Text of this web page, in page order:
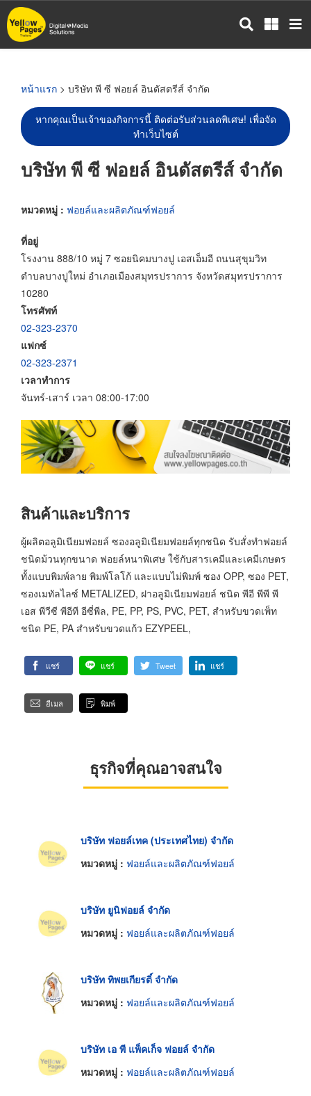
ข้าม
ไป
หน้าแรก > บริษัท พี ซี ฟอยล์ อินดัสตรีส์ จำกัด
หากคุณเป็นเจ้าของกิจการนี้ ติดต่อรับส่วนลดพิเศษ! เพื่อจัด
ทำเว็บไซต์
บริษัท พี ซี ฟอยล์ อินดัสตรีส์ จำกัด
หมวดหมู่ : ฟอยล์และผลิตภัณฑ์ฟอยล์
ที่อยู่
โรงงาน 888/10 หมู่ 7 ซอยนิคมบางปู เอสเอ็มอี ถนนสุขุมวิท
ตำบลบางปูใหม่ อำเภอเมืองสมุทรปราการ จังหวัดสมุทรปราการ
10280
โทรศัพท์
02-323-2370
แฟกซ์
02-323-2371
เวลาทำการ
จันทร์-เสาร์ เวลา 08:00-17:00
สินค้าและบริการ
ผู้ผลิตอลูมิเนียมฟอยล์ ซองอลูมิเนียมฟอยล์ทุกชนิด รับสั่งทำฟอยล์
ชนิดม้วนทุกขนาด ฟอยล์หนาพิเศษ ใช้กับสารเคมีและเคมีเกษตร
ทั้งแบบพิมพ์ลาย พิมพ์โลโก้ และแบบไม่พิมพ์ ซอง OPP, ซอง PET,
ซองเมทัลไลซ์ METALIZED, ฝาอลูมิเนียมฟอยล์ ชนิด พีอี พีพี พี
เอส พีวีซี พีอีที อีซี่พีล, PE, PP, PS, PVC, PET, สำหรับขวดเพ็ท
ชนิด PE, PA สำหรับขวดแก้ว EZYPEEL,
แชร์ แชร์ Tweet แชร์
อีเมล พิมพ์
ธุรกิจที่คุณอาจสนใจ
บริษัท ฟอยล์เทค (ประเทศไทย) จำกัด
หมวดหมู่ : ฟอยล์และผลิตภัณฑ์ฟอยล์
บริษัท ยูนิฟอยล์ จำกัด
หมวดหมู่ : ฟอยล์และผลิตภัณฑ์ฟอยล์
บริษัท ทิพยเกียรติ์ จำกัด
หมวดหมู่ : ฟอยล์และผลิตภัณฑ์ฟอยล์
บริษัท เอ พี แพ็คเก็จ ฟอยล์ จำกัด
หมวดหมู่ : ฟอยล์และผลิตภัณฑ์ฟอยล์